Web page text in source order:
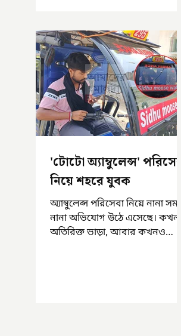
'টোটো অ্যাম্বুলেন্স' পরিসেবা
নিয়ে শহরে যুবক
অ্যাম্বুলেন্স পরিসেবা নিয়ে নানা সময়
নানা অভিযোগ উঠে এসেছে। কখনও
অতিরিক্ত ভাড়া, আবার কখনও